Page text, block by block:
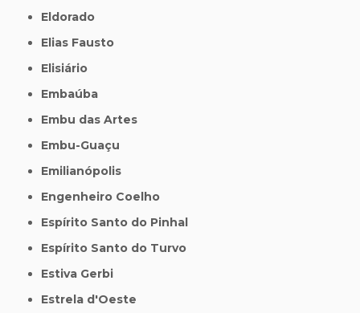
Eldorado
Elias Fausto
Elisiário
Embaúba
Embu das Artes
Embu-Guaçu
Emilianópolis
Engenheiro Coelho
Espírito Santo do Pinhal
Espírito Santo do Turvo
Estiva Gerbi
Estrela d'Oeste